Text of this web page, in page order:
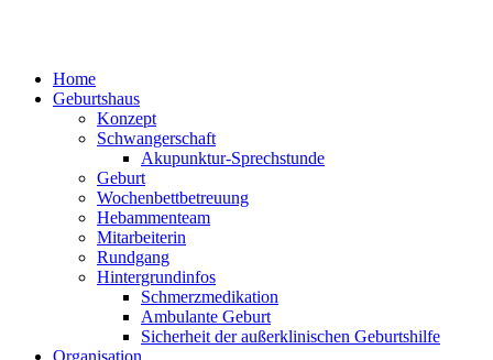
Home
Geburtshaus
Konzept
Schwangerschaft
Akupunktur-Sprechstunde
Geburt
Wochenbettbetreuung
Hebammenteam
Mitarbeiterin
Rundgang
Hintergrundinfos
Schmerzmedikation
Ambulante Geburt
Sicherheit der außerklinischen Geburtshilfe
Organisation